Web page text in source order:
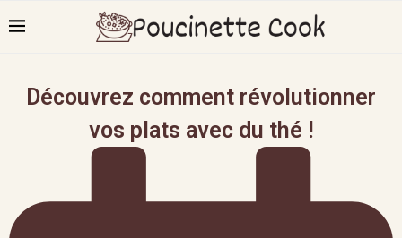
Découvrez comment révolutionner
vos plats avec du thé !